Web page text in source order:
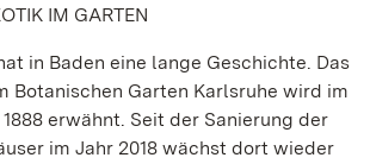
IM GARTEN
in Baden eine lange Geschichte. Das
Botanischen Garten Karlsruhe wird im
erwähnt. Seit der Sanierung der
im Jahr 2018 wächst dort wieder